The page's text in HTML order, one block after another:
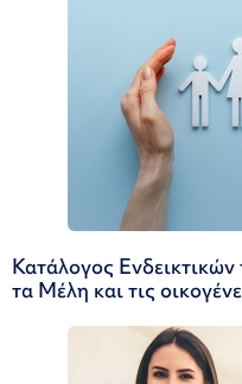
Κατάλογος
τα Μέλη και τις